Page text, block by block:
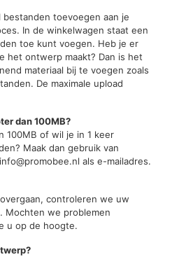
toevoegen aan je
In de winkelwagen staat een
toe kunt voegen. Heb je er
het ontwerp maakt? Dan is het
materiaal bij te voegen zoals
De maximale upload
dan 100MB?
100MB of wil je in 1 keer
Maak dan gebruik van
als e-mailadres.
controleren we uw
Mochten we problemen
u op de hoogte.